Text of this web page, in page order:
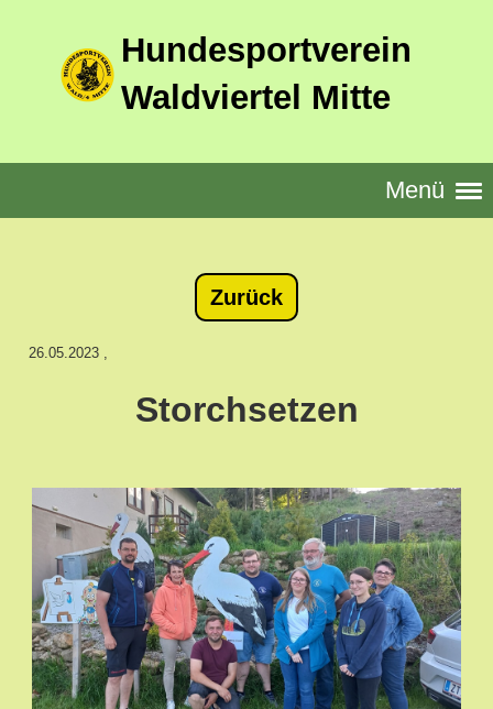
Hundesportverein
Waldviertel Mitte
Menü
Zurück
26.05.2023
Storchsetzen